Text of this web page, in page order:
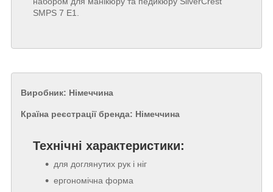
SMPS 7 E1.
Технічні характеристики:
для доглянутих рук і ніг
ергономічна форма
Країна реєстрації бренда: Німеччина
Виробник: Німеччина